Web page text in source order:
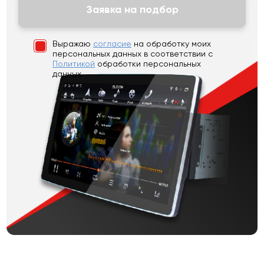
Выражаю согласие на обработку моих
персональных данных в соответствии с
Политикой обработки персональных
данных
Заявка на подбор